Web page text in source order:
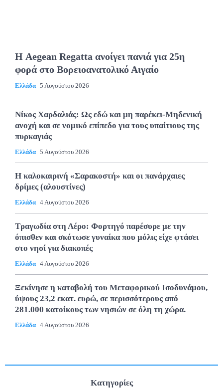
Η Aegean Regatta ανοίγει πανιά για 25η
φορά στο Βορειοανατολικό Αιγαίο
Ελλάδα 5 Αυγούστου 2026
Νίκος Χαρδαλιάς: Ως εδώ και μη παρέκει-Μηδενική
ανοχή και σε νομικό επίπεδο για τους υπαίτιους της
πυρκαγιάς
Ελλάδα 5 Αυγούστου 2026
Η καλοκαιρινή «Σαρακοστή» και οι πανάρχαιες
δρίμες (αλουστίνες)
Ελλάδα 4 Αυγούστου 2026
Τραγωδία στη Λέρο: Φορτηγό παρέσυρε με την
όπισθεν και σκότωσε γυναίκα που μόλις είχε φτάσει
στο νησί για διακοπές
Ελλάδα 4 Αυγούστου 2026
Ξεκίνησε η καταβολή του Μεταφορικού Ισοδυνάμου,
ύψους 23,2 εκατ. ευρώ, σε περισσότερους από
281.000 κατοίκους των νησιών σε όλη τη χώρα.
Ελλάδα 4 Αυγούστου 2026
Κατηγορίες